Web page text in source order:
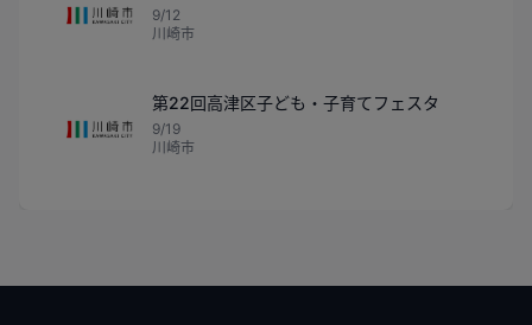
9/12
川崎市
第22回高津区子ども・子育てフェスタ
9/19
川崎市